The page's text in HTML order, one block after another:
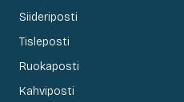
Siideriposti
Tisleposti
Ruokaposti
Kahviposti